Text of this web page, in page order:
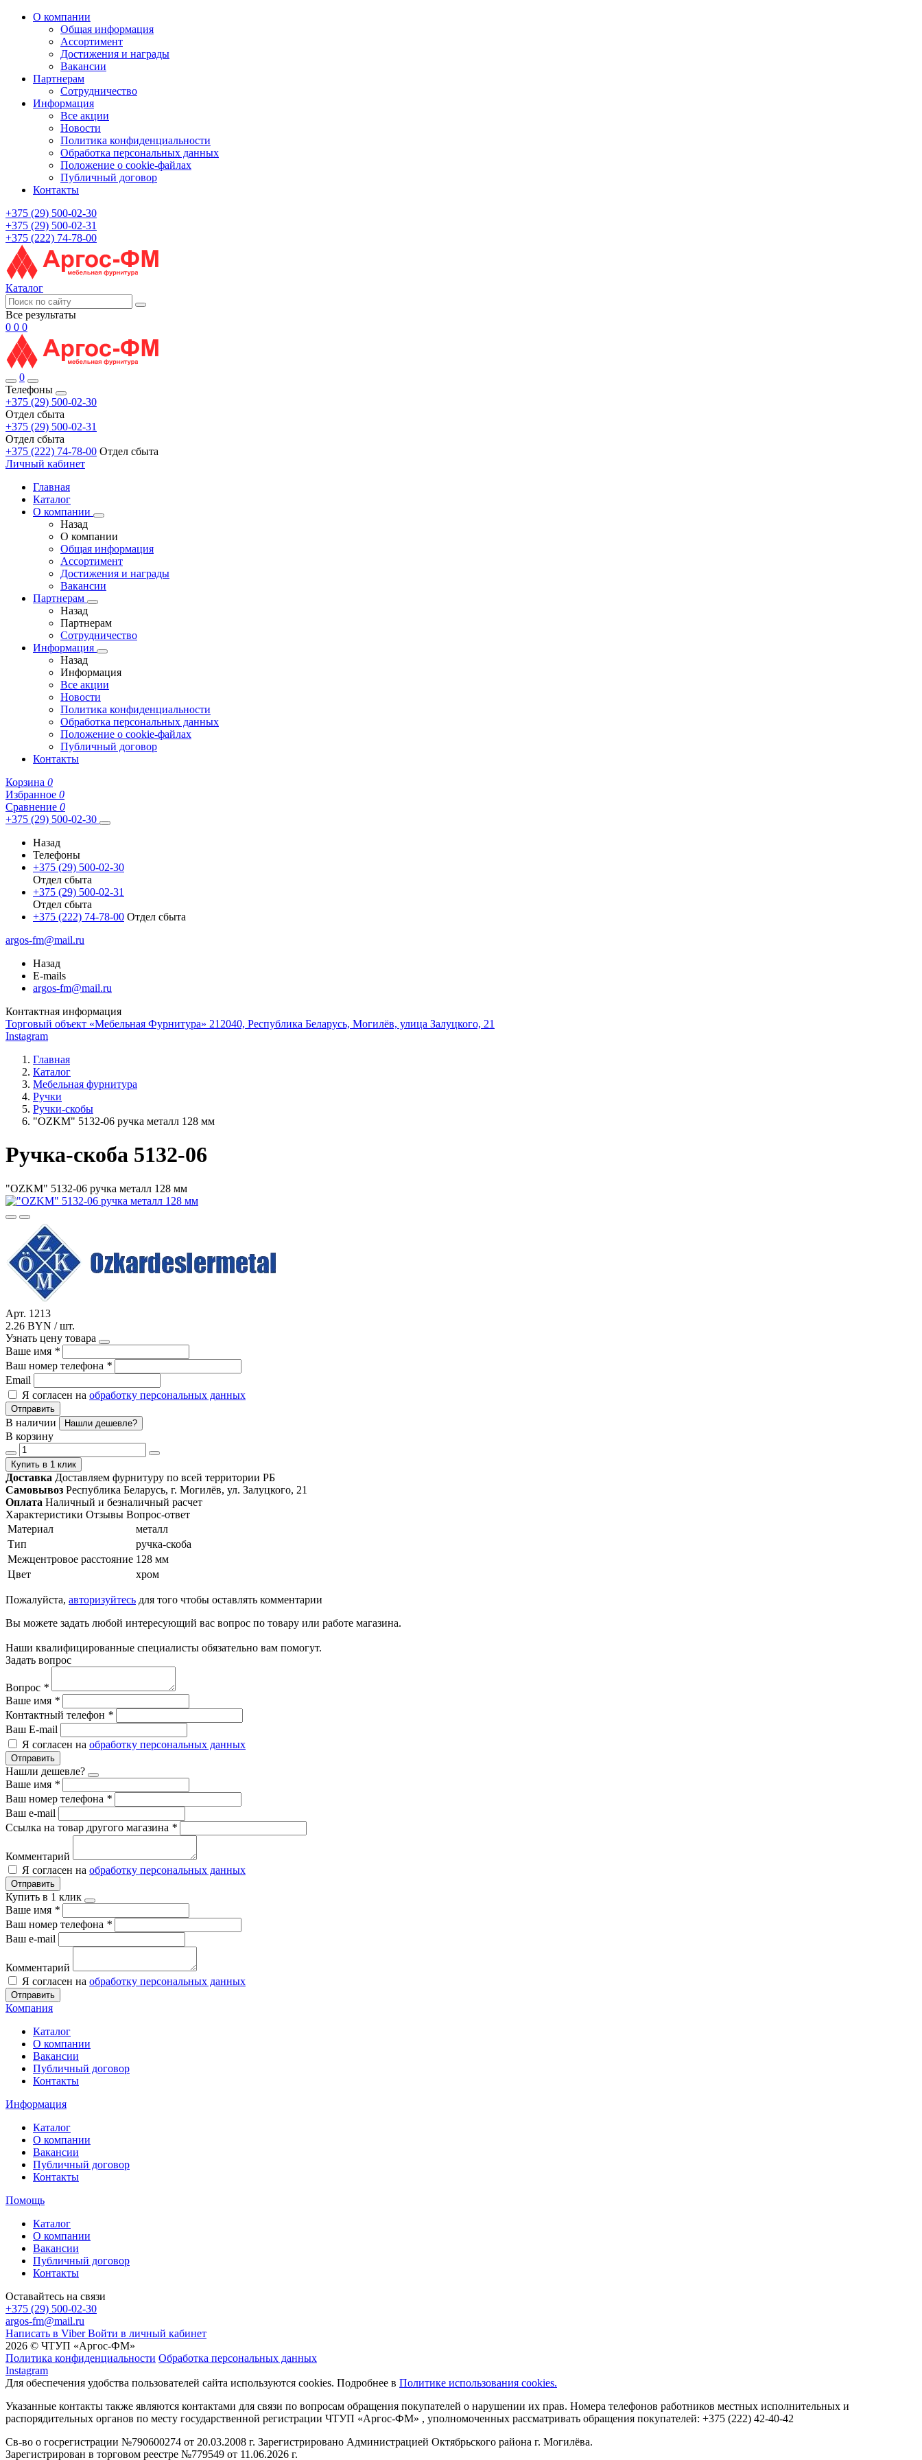
О компании
Общая информация
Ассортимент
Достижения и награды
Вакансии
Партнерам
Сотрудничество
Информация
Все акции
Новости
Политика конфиденциальности
Обработка персональных данных
Положение о cookie-файлах
Публичный договор
Контакты
+375 (29) 500-02-30
+375 (29) 500-02-31
+375 (222) 74-78-00
Каталог
Все результаты
0 0 0
0
Телефоны
+375 (29) 500-02-30
Отдел сбыта
+375 (29) 500-02-31
Отдел сбыта
+375 (222) 74-78-00 Отдел сбыта
Личный кабинет
Главная
Каталог
О компании
Назад
О компании
Общая информация
Ассортимент
Достижения и награды
Вакансии
Партнерам
Назад
Партнерам
Сотрудничество
Информация
Назад
Информация
Все акции
Новости
Политика конфиденциальности
Обработка персональных данных
Положение о cookie-файлах
Публичный договор
Контакты
Корзина 0
Избранное 0
Сравнение 0
+375 (29) 500-02-30
Назад
Телефоны
+375 (29) 500-02-30
Отдел сбыта
+375 (29) 500-02-31
Отдел сбыта
+375 (222) 74-78-00 Отдел сбыта
argos-fm@mail.ru
Назад
E-mails
argos-fm@mail.ru
Контактная информация
Торговый объект «Мебельная Фурнитура» 212040, Республика Беларусь, Могилёв, улица Залуцкого, 21
Instagram
Главная
Каталог
Мебельная фурнитура
Ручки
Ручки-скобы
"OZKM" 5132-06 ручка металл 128 мм
Ручка-скоба 5132-06
"OZKM" 5132-06 ручка металл 128 мм
Арт. 1213
2.26 BYN / шт.
Узнать цену товара
Ваше имя *
Ваш номер телефона *
Email
Я согласен на обработку персональных данных
Отправить
В наличии Нашли дешевле?
В корзину
Купить в 1 клик
Доставка Доставляем фурнитуру по всей территории РБ
Самовывоз Республика Беларусь, г. Могилёв, ул. Залуцкого, 21
Оплата Наличный и безналичный расчет
Характеристики Отзывы Вопрос-ответ
Материал
металл
Тип
ручка-скоба
Межцентровое расстояние 128 мм
Цвет
хром
Пожалуйста, авторизуйтесь для того чтобы оставлять комментарии
Вы можете задать любой интересующий вас вопрос по товару или работе магазина.
Наши квалифицированные специалисты обязательно вам помогут.
Задать вопрос
Вопрос *
Ваше имя *
Контактный телефон *
Ваш E-mail
Я согласен на обработку персональных данных
Отправить
Нашли дешевле?
Ваше имя *
Ваш номер телефона *
Ваш e-mail
Ссылка на товар другого магазина *
Комментарий
Я согласен на обработку персональных данных
Отправить
Купить в 1 клик
Ваше имя *
Ваш номер телефона *
Ваш e-mail
Комментарий
Я согласен на обработку персональных данных
Отправить
Компания
Каталог
О компании
Вакансии
Публичный договор
Контакты
Информация
Каталог
О компании
Вакансии
Публичный договор
Контакты
Помощь
Каталог
О компании
Вакансии
Публичный договор
Контакты
Оставайтесь на связи
+375 (29) 500-02-30
argos-fm@mail.ru
Написать в Viber Войти в личный кабинет
2026 © ЧТУП «Аргос-ФМ»
Политика конфиденциальности Обработка персональных данных
Instagram
Для обеспечения удобства пользователей сайта используются cookies. Подробнее в Политике использования cookies.
Указанные контакты также являются контактами для связи по вопросам обращения покупателей о нарушении их прав. Номера телефонов работников местных исполнительных и
распорядительных органов по месту государственной регистрации ЧТУП «Аргос-ФМ» , уполномоченных рассматривать обращения покупателей: +375 (222) 42-40-42
Св-во о госрегистрации №790600274 от 20.03.2008 г. Зарегистрировано Администрацией Октябрьского района г. Могилёва.
Зарегистрирован в торговом реестре №779549 от 11.06.2026 г.